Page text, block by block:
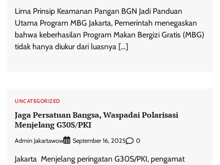
Lima Prinsip Keamanan Pangan BGN Jadi Panduan
Utama Program MBG Jakarta, Pemerintah menegaskan
bahwa keberhasilan Program Makan Bergizi Gratis (MBG)
tidak hanya diukur dari luasnya […]
UNCATEGORIZED
Jaga Persatuan Bangsa, Waspadai Polarisasi
Menjelang G30S/PKI
Admin Jakartawow September 16, 2025 0
Jakarta  Menjelang peringatan G30S/PKI, pengamat